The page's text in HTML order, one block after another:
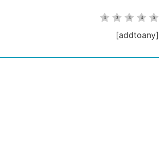
[addtoany]